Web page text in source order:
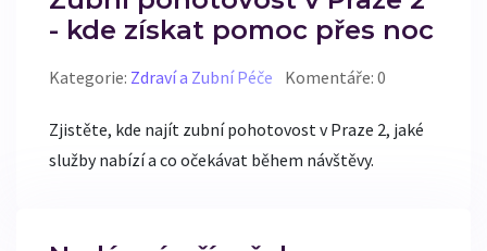
- kde získat pomoc přes noc
Kategorie: Zdraví a Zubní Péče Komentáře: 0
Zjistěte, kde najít zubní pohotovost v Praze 2, jaké
služby nabízí a co očekávat během návštěvy.